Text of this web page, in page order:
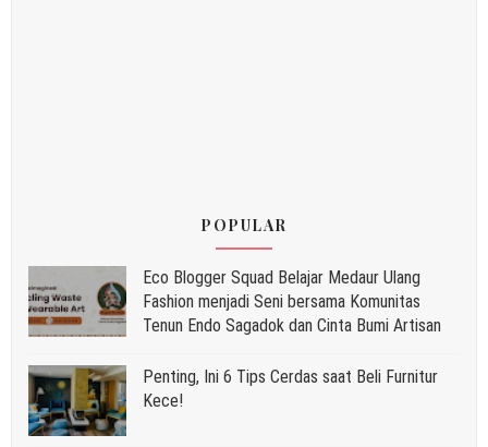
POPULAR
Eco Blogger Squad Belajar Medaur Ulang
Fashion menjadi Seni bersama Komunitas
Tenun Endo Sagadok dan Cinta Bumi Artisan
Penting, Ini 6 Tips Cerdas saat Beli Furnitur
Kece!